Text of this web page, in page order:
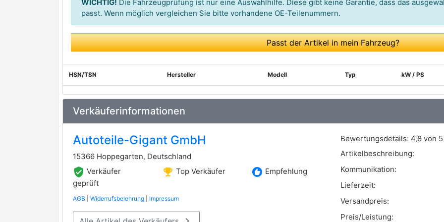
WICHTIG! Die Fahrzeugprüfung ist nur eine Auswahlhilfe. Diese gibt keine Garantie, dass das
passt. Wenn möglich vergleichen Sie bitte vorhandene OE-Teilenummern.
Passt der Artikel in mein Fahrzeug?
HSN/TSN Hersteller Modell Typ kW / PS
Verkäuferinformationen
Autoteile-Gigant GmbH
15366 Hoppegarten, Deutschland
verified_user Verkäufer
geprüft
emoji_events Top Verkäufer recommend Empfehlung
AGB Widerrufsbelehrung Impressum
Bewertungsdetails: 4,8 von 5
Artikelbeschreibung:
Kommunikation:
Lieferzeit:
Versandpreis:
Preis/Leistung: